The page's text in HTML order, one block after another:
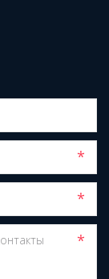
*
*
*